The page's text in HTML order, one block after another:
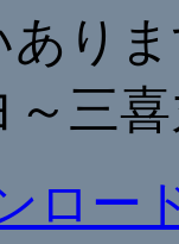
り
三
ロー